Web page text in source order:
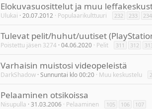
Elokuvasuosittelut ja muu
Ulukai 20.07.2012 Populaarikulttuuri 232 233 234
Tulevat pelit/huhut/uutiset
Poistettu jäsen 3274 04.06.2020 Pelit 311 312
Varhaisin muistosi videopeleistä
DarkShadow Sunnuntai klo 00:20 Muu keskustelu 2
Pelaaminen otsikoissa
Nisupulla 31.03.2006 Pelaaminen 105 106 107